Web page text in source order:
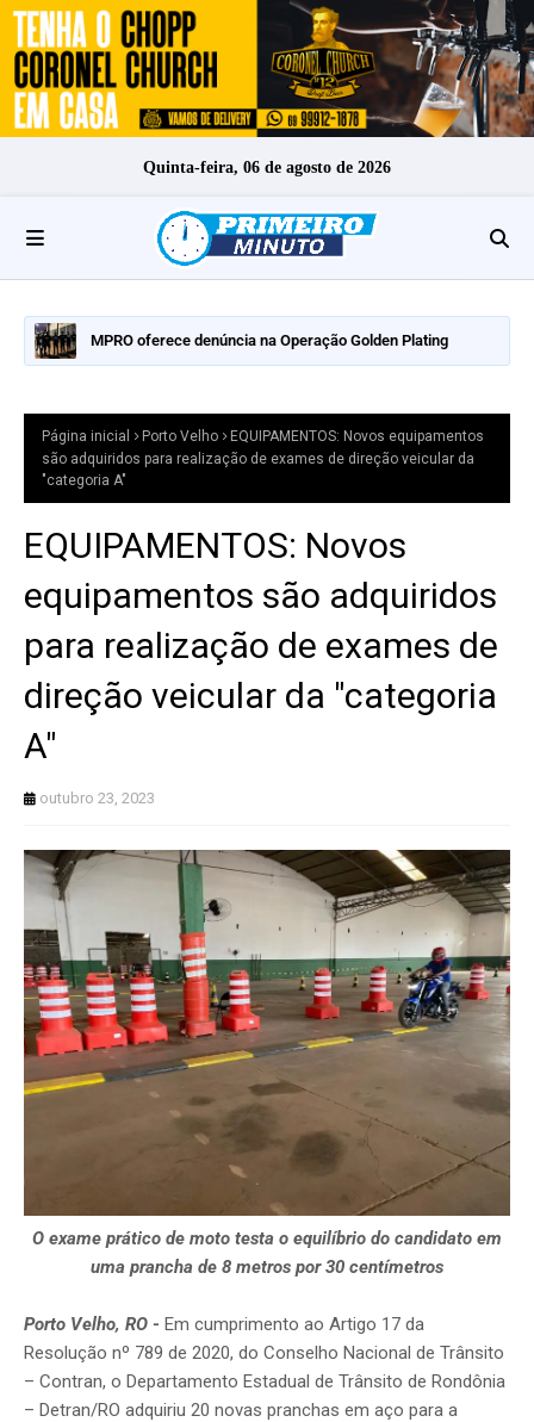
Quinta-feira, 06 de agosto de 2026
MPRO oferece denúncia na Operação Golden Plating
Página inicial Porto Velho
EQUIPAMENTOS: Novos equipamentos
são adquiridos para realização de exames de direção veicular da
"categoria A"
EQUIPAMENTOS: Novos
equipamentos são adquiridos
para realização de exames de
direção veicular da "categoria
A"
outubro 23, 2023
O exame prático de moto testa o equilíbrio do candidato em
uma prancha de 8 metros por 30 centímetros
Porto Velho, RO - Em cumprimento ao Artigo 17 da
Resolução nº 789 de 2020, do Conselho Nacional de Trânsito
– Contran, o Departamento Estadual de Trânsito de Rondônia
– Detran/RO adquiriu 20 novas pranchas em aço para a